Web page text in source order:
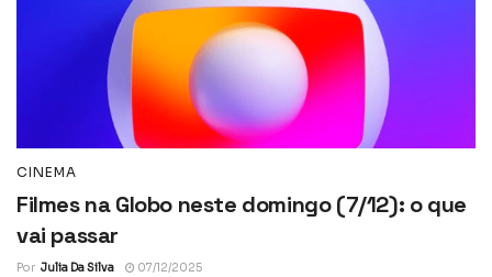
CINEMA
Filmes na Globo neste domingo (7/12): o que
vai passar
Por Julia Da Silva 07/12/2025